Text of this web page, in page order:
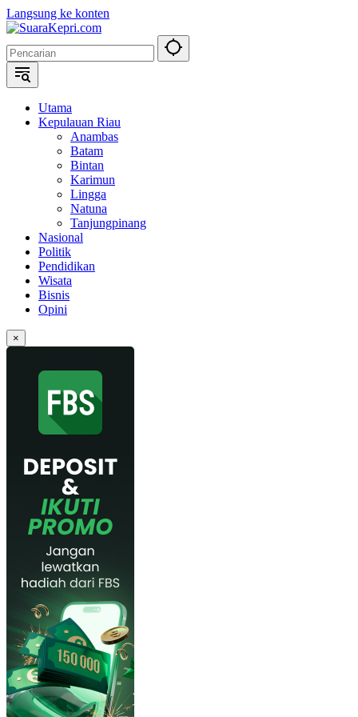
Langsung ke konten
Utama
Kepulauan Riau
Anambas
Batam
Bintan
Karimun
Lingga
Natuna
Tanjungpinang
Nasional
Politik
Pendidikan
Wisata
Bisnis
Opini
×